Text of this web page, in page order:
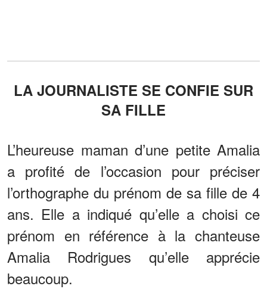
LA JOURNALISTE SE CONFIE SUR
SA FILLE
L’heureuse maman d’une petite Amalia
a profité de l’occasion pour préciser
l’orthographe du prénom de sa fille de 4
ans. Elle a indiqué qu’elle a choisi ce
prénom en référence à la chanteuse
Amalia Rodrigues qu’elle apprécie
beaucoup.